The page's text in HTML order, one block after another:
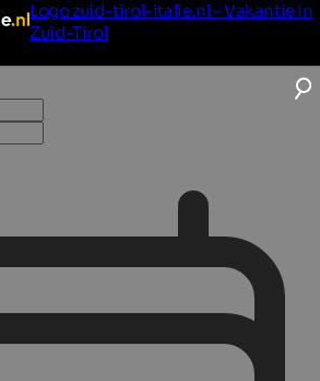
Logo zuid-tirol-italie.nl - Vakantie in
Zuid-Tirol